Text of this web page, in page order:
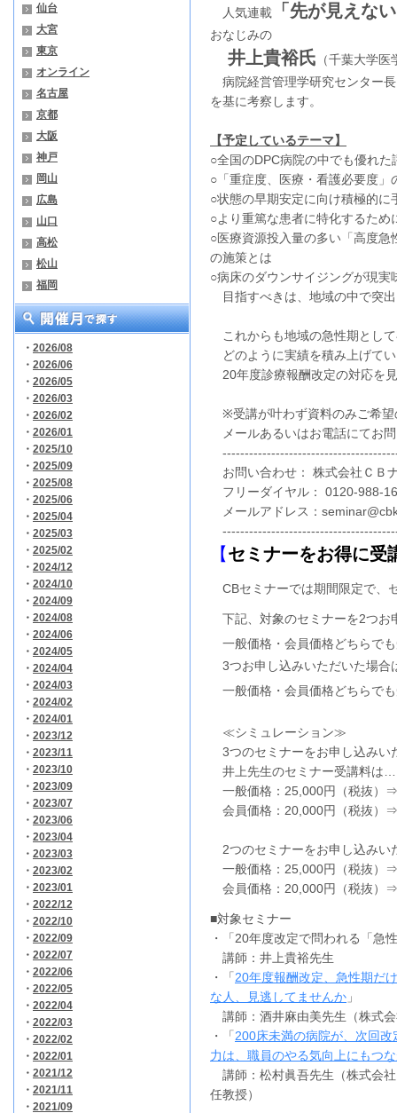
仙台
大宮
東京
オンライン
名古屋
京都
大阪
神戸
岡山
広島
山口
高松
松山
福岡
・ 2026/08
・ 2026/06
・ 2026/05
・ 2026/03
・ 2026/02
・ 2026/01
・ 2025/10
・ 2025/09
・ 2025/08
・ 2025/06
・ 2025/04
・ 2025/03
・ 2025/02
・ 2024/12
・ 2024/10
・ 2024/09
・ 2024/08
・ 2024/06
・ 2024/05
・ 2024/04
・ 2024/03
・ 2024/02
・ 2024/01
・ 2023/12
・ 2023/11
・ 2023/10
・ 2023/09
・ 2023/07
・ 2023/06
・ 2023/04
・ 2023/03
・ 2023/02
・ 2023/01
・ 2022/12
・ 2022/10
・ 2022/09
・ 2022/07
・ 2022/06
・ 2022/05
・ 2022/04
・ 2022/03
・ 2022/02
・ 2022/01
・ 2021/12
・ 2021/11
・ 2021/09
人気連載
「先が見えな
おなじみの
井上貴裕氏 （千葉大学
病院経営管理学研究センター
を基に考察します。
【予定しているテーマ】
○全国のDPC病院の中でも優れ
○「重症度、医療・看護必要度」
○状態の早期安定に向け積極的
○より重篤な患者に特化するた
○医療資源投入量の多い「高度
の施策とは
○病床のダウンサイジングが現実
目指すべきは、地域の中で突
これからも地域の急性期とし
どのように実績を積み上げて
20年度診療報酬改定の対応を
※受講が叶わず資料のみご希
メールあるいはお電話にてお問
お問い合わせ： 株式会社ＣＢ
フリーダイヤル： 0120-988-
メールアドレス：
【セミナーをお得に受
CBセミナーでは期間限定で、
下記、対象のセミナーを2つお
一般価格・会員価格どちらで
3つお申し込みいただいた場合
一般価格・会員価格どちらで
≪シミュレーション≫
3つのセミナーをお申し込みい
井上先生のセミナー受講料は…
一般価格：25,000円（税抜）⇒
会員価格：20,000円（税抜）⇒
2つのセミナーをお申し込みい
一般価格：25,000円（税抜）⇒
会員価格：20,000円（税抜）⇒
■対象セミナー
・「20年度改定で問われる「急
講師：井上貴裕先生
・「 20年度報酬改定、急性期だ
な人、見逃してませんか 」
講師：酒井麻由美先生（株式
・「 200床未満の病院が、次回
力は、職員のやる気向上にもつ
講師：松村眞吾先生（株式会
任教授）